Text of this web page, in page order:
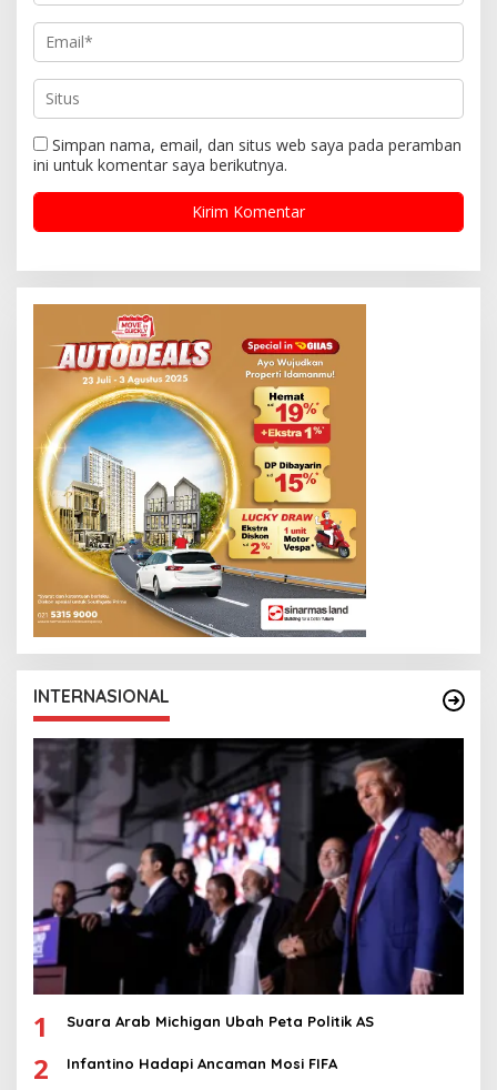
Simpan nama, email, dan situs web saya pada peramban
ini untuk komentar saya berikutnya.
INTERNASIONAL
1 Suara Arab Michigan Ubah Peta Politik AS
2 Infantino Hadapi Ancaman Mosi FIFA